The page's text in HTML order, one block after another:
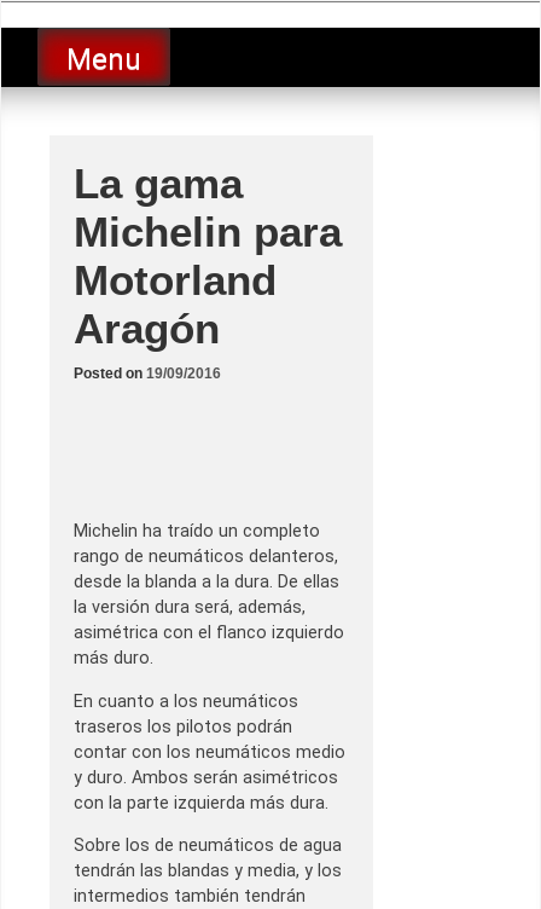
to
contentLucio Lopez GP
luciolopezgp
Menu
La gama
Michelin para
Motorland
Aragón
Posted on 19/09/2016
Michelin ha traído un completo
rango de neumáticos delanteros,
desde la blanda a la dura. De ellas
la versión dura será, además,
asimétrica con el flanco izquierdo
más duro.
En cuanto a los neumáticos
traseros los pilotos podrán
contar con los neumáticos medio
y duro. Ambos serán asimétricos
con la parte izquierda más dura.
Sobre los de neumáticos de agua
tendrán las blandas y media, y los
intermedios también tendrán